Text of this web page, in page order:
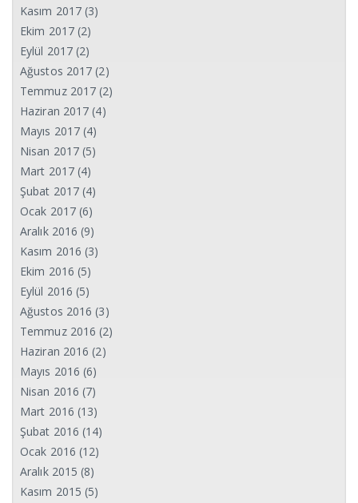
Kasım 2017 (3)
Ekim 2017 (2)
Eylül 2017 (2)
Ağustos 2017 (2)
Temmuz 2017 (2)
Haziran 2017 (4)
Mayıs 2017 (4)
Nisan 2017 (5)
Mart 2017 (4)
Şubat 2017 (4)
Ocak 2017 (6)
Aralık 2016 (9)
Kasım 2016 (3)
Ekim 2016 (5)
Eylül 2016 (5)
Ağustos 2016 (3)
Temmuz 2016 (2)
Haziran 2016 (2)
Mayıs 2016 (6)
Nisan 2016 (7)
Mart 2016 (13)
Şubat 2016 (14)
Ocak 2016 (12)
Aralık 2015 (8)
Kasım 2015 (5)